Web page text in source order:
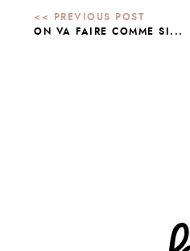
ON VA FAIRE COMME SI...